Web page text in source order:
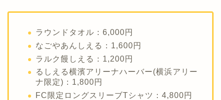
ラウンドタオル：6,000円
なごやあんしえる：1,600円
ラルク饅しえる：1,200円
るしえる横濱アリーナハーバー(横浜アリー
ナ限定)：1,800円
FC限定ロングスリーブTシャツ：4,800円